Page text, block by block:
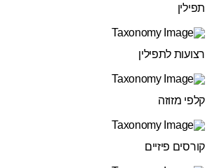
תפילין
רצועות לתפילין
קלפי מזוזה
קורסים פיזיים